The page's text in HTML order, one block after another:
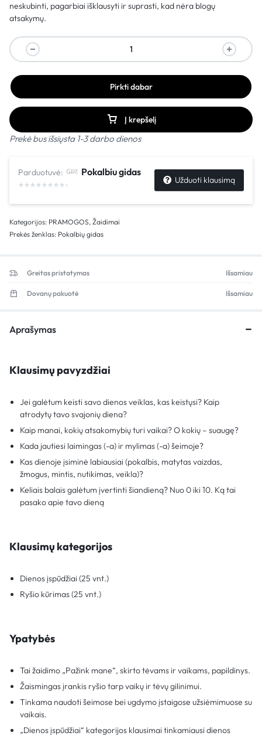
neskubinti, pagarbiai išklausyti ir suprasti, kad nėra blogų
atsakymų.
Į krepšelį
Pirkti dabar
Prekė bus išsiųsta 1-3 darbo dienos
Parduotuvė: Pokalbiu gidas
Užduoti klausimą
Kategorijos: PRAMOGOS, Žaidimai
Prekės ženklas: Pokalbių gidas
Greitas pristatymas Išsamiau
Dovanų pakuotė Išsamiau
Aprašymas
Klausimų pavyzdžiai
Jei galėtum keisti savo dienos veiklas, kas keistųsi? Kaip
atrodytų tavo svajonių diena?
Kaip manai, kokių atsakomybių turi vaikai? O kokių – suaugę?
Kada jautiesi laimingas (-a) ir mylimas (-a) šeimoje?
Kas dienoje įsiminė labiausiai (pokalbis, matytas vaizdas,
žmogus, mintis, nutikimas, veikla)?
Keliais balais galėtum įvertinti šiandieną? Nuo 0 iki 10. Ką tai
pasako apie tavo dieną
Klausimų kategorijos
Dienos įspūdžiai (25 vnt.)
Ryšio kūrimas (25 vnt.)
Ypatybės
Tai žaidimo „Pažink mane“, skirto tėvams ir vaikams, papildinys.
Žaismingas įrankis ryšio tarp vaikų ir tėvų gilinimui.
Tinkama naudoti šeimose bei ugdymo įstaigose užsiėmimuose su
vaikais.
„Dienos įspūdžiai“ kategorijos klausimai tinkamiausi dienos